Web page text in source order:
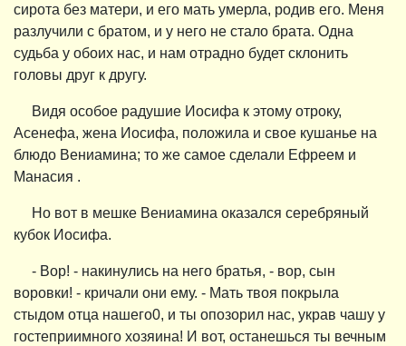
сирота без матери, и его мать умерла, родив его. Меня
разлучили с братом, и у него не стало брата. Одна
судьба у обоих нас, и нам отрадно будет склонить
головы друг к другу.
Видя особое радушие Иосифа к этому отроку,
Асенефа, жена Иосифа, положила и свое кушанье на
блюдо Вениамина; то же самое сделали Ефреем и
Манасия .
Но вот в мешке Вениамина оказался серебряный
кубок Иосифа.
- Вор! - накинулись на него братья, - вор, сын
воровки! - кричали они ему. - Мать твоя покрыла
стыдом отца нашего0, и ты опозорил нас, украв чашу у
гостеприимного хозяина! И вот, останешься ты вечным